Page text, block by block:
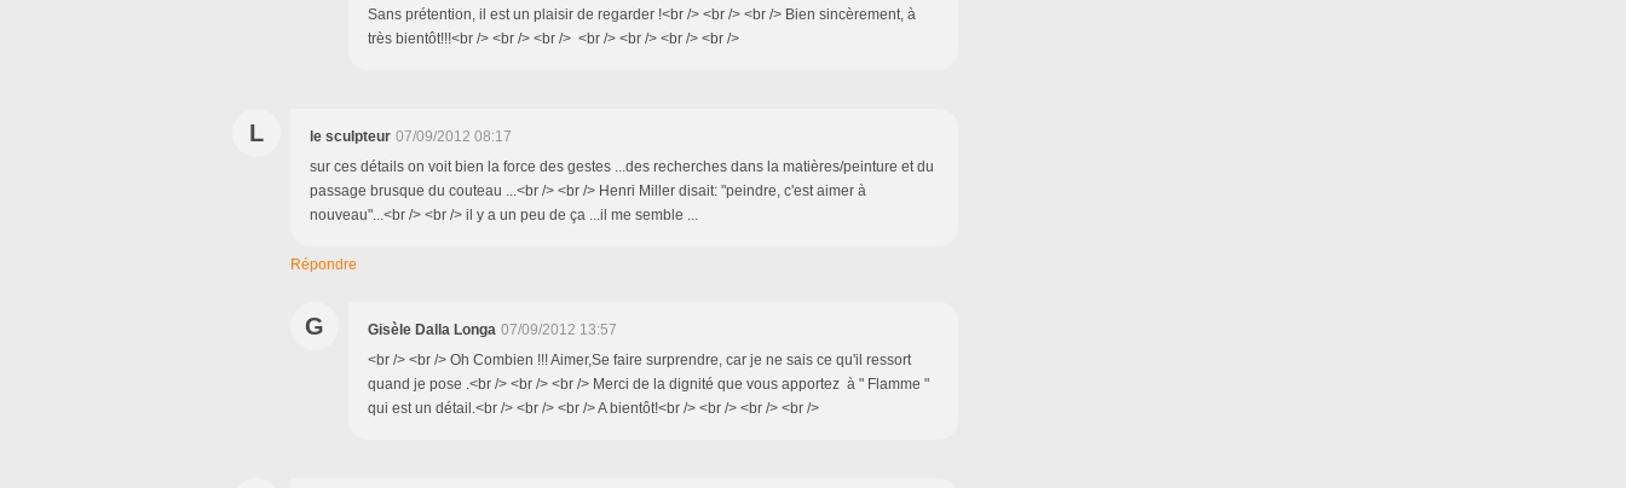
Sans prétention, il est un plaisir de regarder !<br /> <br /> <br /> Bien sincèrement, à
très bientôt!!!<br /> <br /> <br /> <br /> <br /> <br /> <br />
L le sculpteur 07/09/2012 08:17
sur ces détails on voit bien la force des gestes ...des recherches dans la matières/peinture et du
passage brusque du couteau ...<br /> <br /> Henri Miller disait: "peindre, c'est aimer à
nouveau"...<br /> <br /> il y a un peu de ça ...il me semble ...
Répondre
G Gisèle Dalla Longa 07/09/2012 13:57
<br /> <br /> Oh Combien !!! Aimer,Se faire surprendre, car je ne sais ce qu'il ressort
quand je pose .<br /> <br /> <br /> Merci de la dignité que vous apportez à " Flamme "
qui est un détail.<br /> <br /> <br /> A bientôt!<br /> <br /> <br /> <br />